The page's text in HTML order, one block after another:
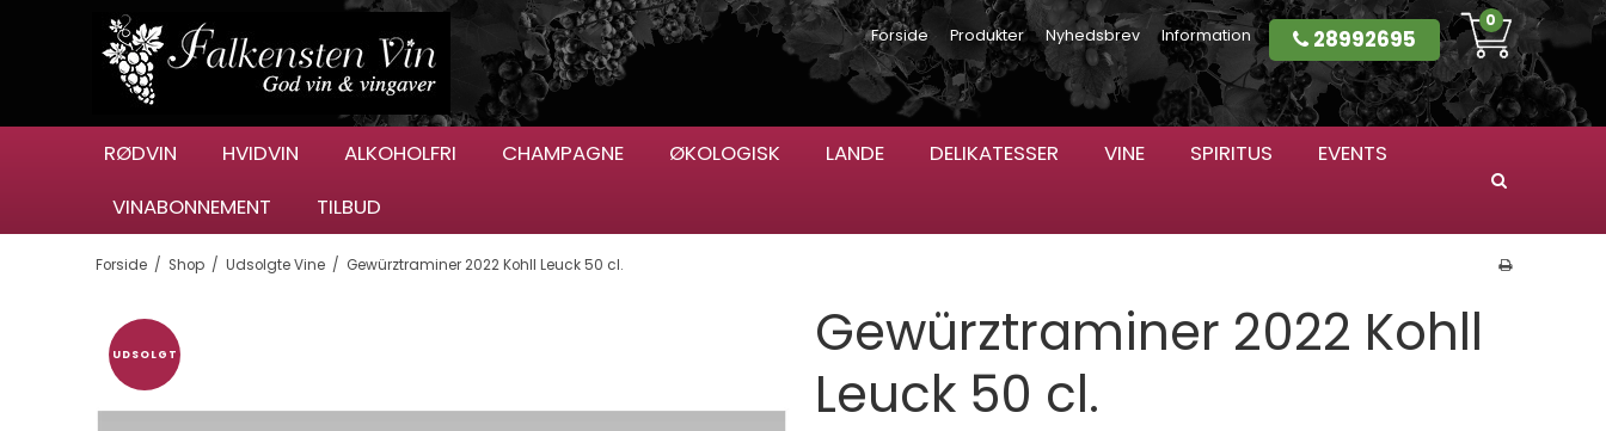
Forside Produkter Nyhedsbrev Information 28992695
0
RØDVIN HVIDVIN ALKOHOLFRI CHAMPAGNE ØKOLOGISK LANDE DELIKATESSER VINE SPIRITUS
EVENTS
VINABONNEMENT
TILBUD
Forside / Shop / Udsolgte Vine / Gewürztraminer 2022 Kohll Leuck 50 cl.
UDSOLGT
Gewürztraminer 2022 Kohll
Leuck 50 cl.